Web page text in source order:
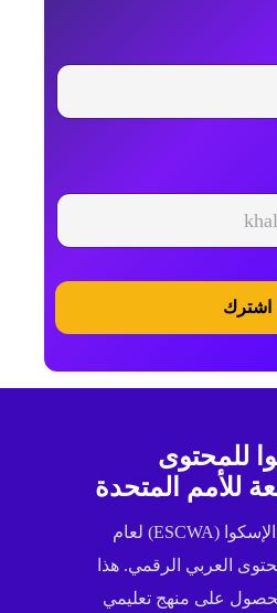
اشترك
للمحتوى
للأمم المتحدة
فخورون بحصولنا على جائزة الإسكوا (ESCWA) لعام
العربي الرقمي. هذا
على منهج تعليمي